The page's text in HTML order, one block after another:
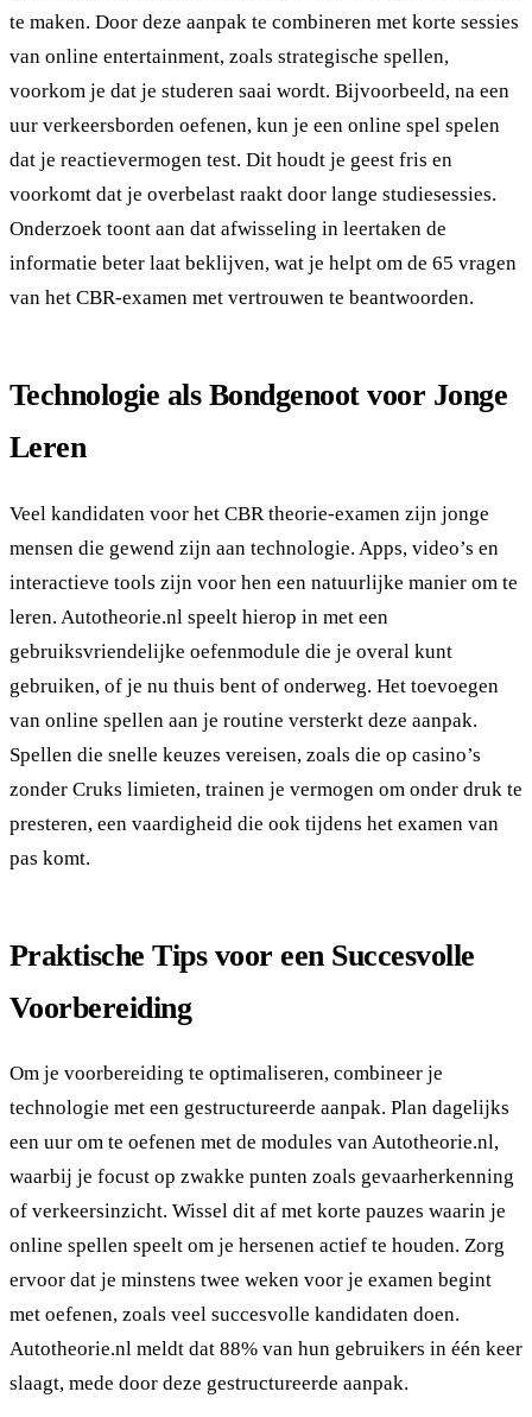
te maken. Door deze aanpak te combineren met korte sessies
van online entertainment, zoals strategische spellen,
voorkom je dat je studeren saai wordt. Bijvoorbeeld, na een
uur verkeersborden oefenen, kun je een online spel spelen
dat je reactievermogen test. Dit houdt je geest fris en
voorkomt dat je overbelast raakt door lange studiesessies.
Onderzoek toont aan dat afwisseling in leertaken de
informatie beter laat beklijven, wat je helpt om de 65 vragen
van het CBR-examen met vertrouwen te beantwoorden.
Technologie als Bondgenoot voor Jonge
Leren
Veel kandidaten voor het CBR theorie-examen zijn jonge
mensen die gewend zijn aan technologie. Apps, video’s en
interactieve tools zijn voor hen een natuurlijke manier om te
leren. Autotheorie.nl speelt hierop in met een
gebruiksvriendelijke oefenmodule die je overal kunt
gebruiken, of je nu thuis bent of onderweg. Het toevoegen
van online spellen aan je routine versterkt deze aanpak.
Spellen die snelle keuzes vereisen, zoals die op casino’s
zonder Cruks limieten, trainen je vermogen om onder druk te
presteren, een vaardigheid die ook tijdens het examen van
pas komt.
Praktische Tips voor een Succesvolle
Voorbereiding
Om je voorbereiding te optimaliseren, combineer je
technologie met een gestructureerde aanpak. Plan dagelijks
een uur om te oefenen met de modules van Autotheorie.nl,
waarbij je focust op zwakke punten zoals gevaarherkenning
of verkeersinzicht. Wissel dit af met korte pauzes waarin je
online spellen speelt om je hersenen actief te houden. Zorg
ervoor dat je minstens twee weken voor je examen begint
met oefenen, zoals veel succesvolle kandidaten doen.
Autotheorie.nl meldt dat 88% van hun gebruikers in één keer
slaagt, mede door deze gestructureerde aanpak.